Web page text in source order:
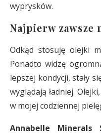
wyprysków.
Najpierw zawsze
Odkąd stosuję olejki
Ponadto widzę
lepszej kondycji, stały
wyglądają ładniej.
w mojej codziennej
Annabelle Minerals